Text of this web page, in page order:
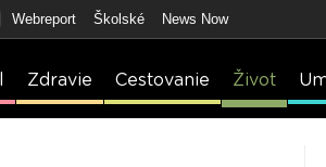
Webreport Školské News Now
Zdravie Cestovanie Život